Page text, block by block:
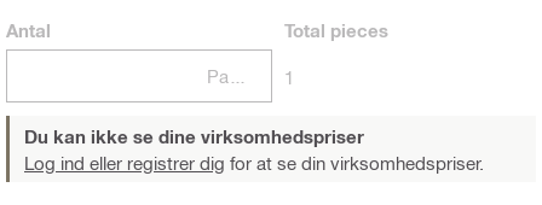
Antal Total pieces
1
Du kan ikke se dine virksomhedspriser
Log ind eller registrer dig for at se din virksomhedspriser.